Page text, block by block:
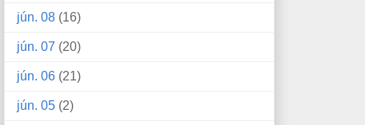
jún. 08 (16)
jún. 07 (20)
jún. 06 (21)
jún. 05 (2)